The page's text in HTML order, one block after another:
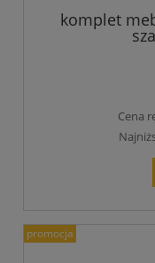
komplet
Cena
promocja